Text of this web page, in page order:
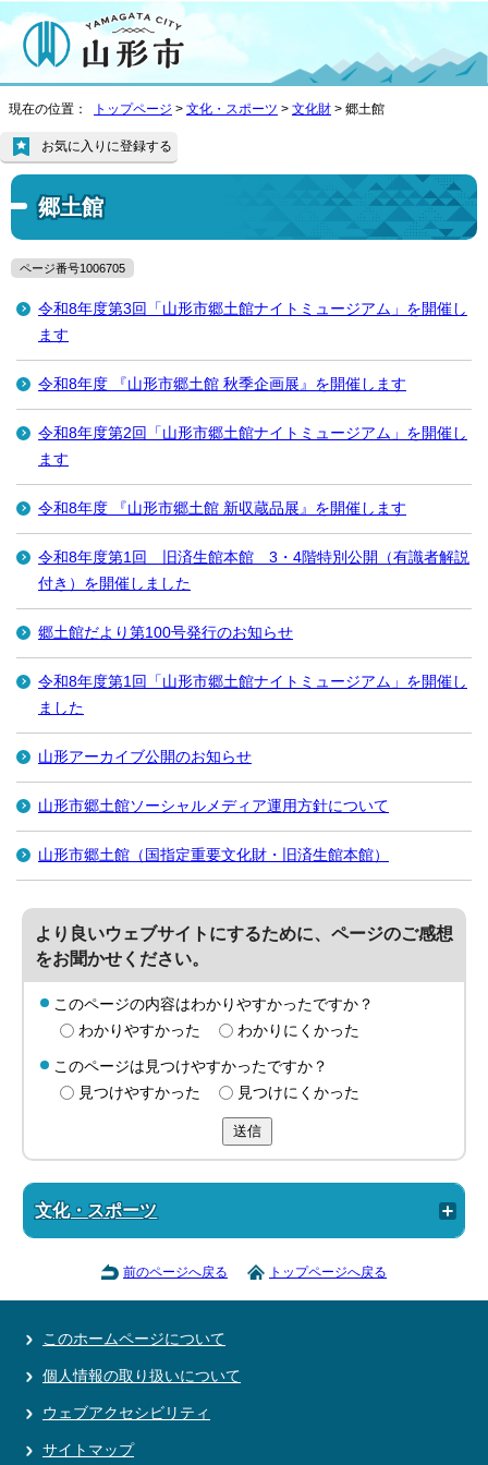
現在の位置： トップページ > 文化・スポーツ > 文化財 > 郷土館
郷土館
お気に入りに登録する
ページ番号1006705
令和8年度第3回「山形市郷土館ナイトミュージアム」を開催し
ます
令和8年度 『山形市郷土館 秋季企画展』を開催します
令和8年度第2回「山形市郷土館ナイトミュージアム」を開催し
ます
令和8年度 『山形市郷土館 新収蔵品展』を開催します
令和8年度第1回 旧済生館本館 3・4階特別公開（有識者解説
付き）を開催しました
郷土館だより第100号発行のお知らせ
令和8年度第1回「山形市郷土館ナイトミュージアム」を開催し
ました
山形アーカイブ公開のお知らせ
山形市郷土館ソーシャルメディア運用方針について
山形市郷土館（国指定重要文化財・旧済生館本館）
より良いウェブサイトにするために、ページのご感想
をお聞かせください。
このページの内容はわかりやすかったですか？
わかりやすかった
わかりにくかった
このページは見つけやすかったですか？
見つけやすかった
見つけにくかった
送信
文化・スポーツ
前のページへ戻る トップページへ戻る
このホームページについて
個人情報の取り扱いについて
ウェブアクセシビリティ
サイトマップ